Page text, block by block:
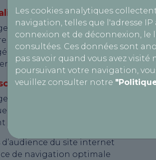
Les cookies analytiques
navigation, telles que l'adresse
connexion et de déconnexion, le
consultées. Ces données sont
pas savoir quand vous avez
poursuivant votre navigation,
veuillez consulter notre
à ce que la collecte et le
à l’informatique, aux fichiers
sur la protection des
vos données personnelles.
elles collectées ?
à traiter vos données
à des fins légitimes portées
collectées sont les suivantes :
du site internet
de navigation optimale